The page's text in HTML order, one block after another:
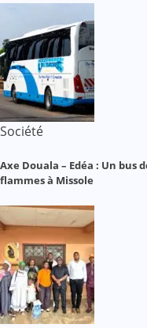
Société
Axe Douala – Edéa : Un bus
flammes à Missole